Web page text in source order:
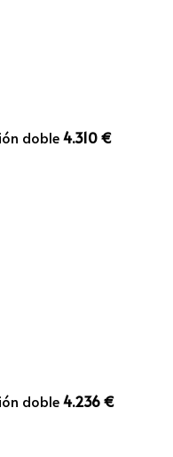
doble4.310 €
doble4.236 €